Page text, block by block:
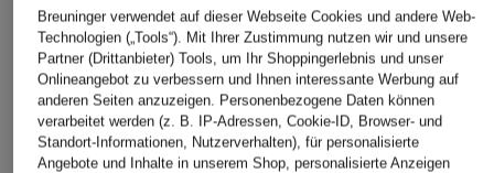
CHF 139
Ursprünglich:CHF 169
CHF 129
Ursprünglich:CHF 159
CHF 209
Ursprünglich:
ÄHNLICHE ARTIKEL ENTDECKEN
Breuninger verwendet auf dieser Webseite Cookies und andere Web-
Technologien („Tools“). Mit Ihrer Zustimmung nutzen wir und unsere
Partner (Drittanbieter) Tools, um Ihr Shoppingerlebnis und unser
Onlineangebot zu verbessern und Ihnen interessante Werbung auf
anderen Seiten anzuzeigen. Personenbezogene Daten können
verarbeitet werden (z. B. IP-Adressen, Cookie-ID, Browser- und
Standort-Informationen, Nutzerverhalten), für personalisierte
Angebote und Inhalte in unserem Shop, personalisierte Anzeigen